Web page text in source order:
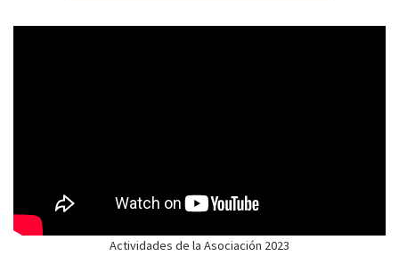
Actividades de la Asociación 2023